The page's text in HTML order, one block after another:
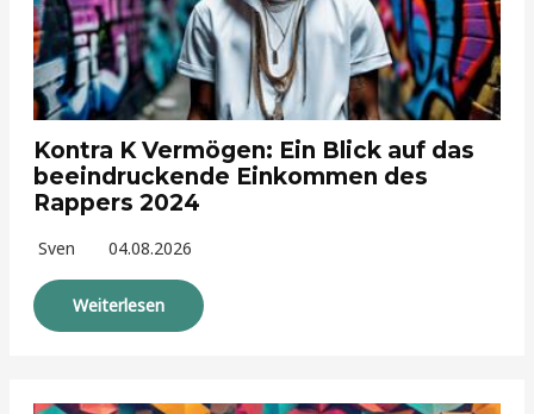
Kontra K Vermögen: Ein Blick auf das
beeindruckende Einkommen des
Rappers 2024
Sven 04.08.2026
Weiterlesen